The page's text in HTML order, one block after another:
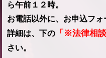
ら午前１２時。
お電話以外に、お申込フォ
詳細は、下の 「※法律相
さい。